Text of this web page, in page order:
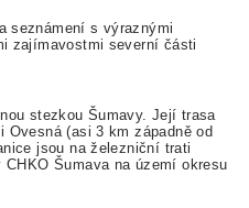
seznámení s výraznými
zajímavostmi severní části
stezkou Šumavy. Její trasa
(asi 3 km západně od
jsou na železniční trati
Šumava na území okresu